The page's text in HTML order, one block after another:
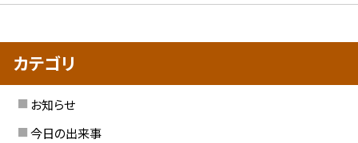
カテゴリ
お知らせ
今日の出来事